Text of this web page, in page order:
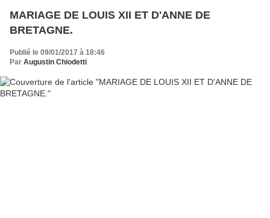
MARIAGE DE LOUIS XII ET D'ANNE DE
BRETAGNE.
Publié le 09/01/2017 à 18:46
Par Augustin Chiodetti